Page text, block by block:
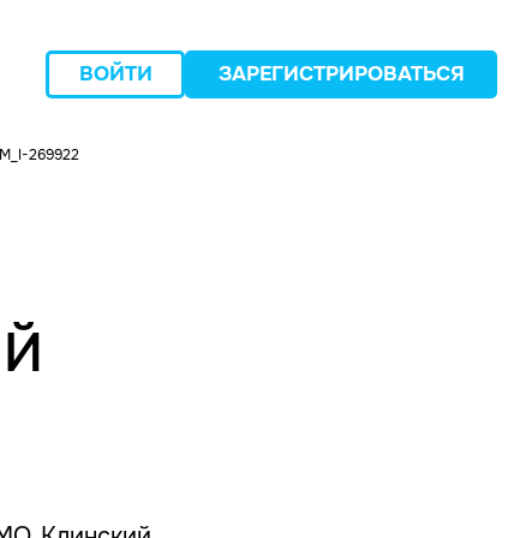
ВОЙТИ ЗАРЕГИСТРИРОВАТЬСЯ
269922